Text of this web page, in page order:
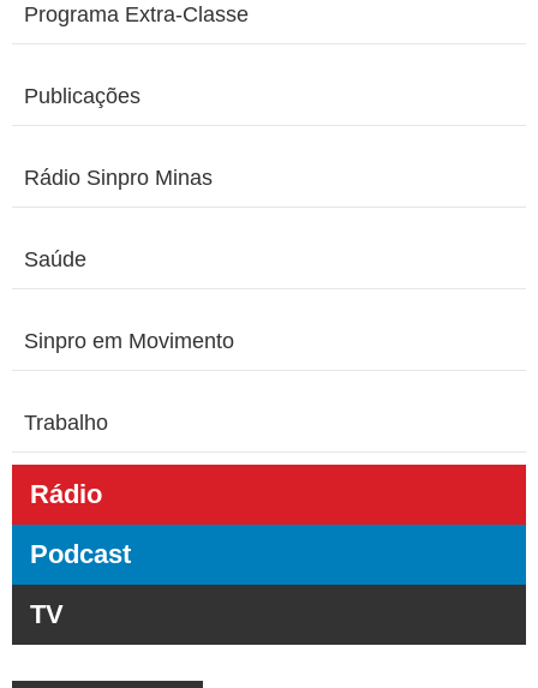
Programa Extra-Classe
Publicações
Rádio Sinpro Minas
Saúde
Sinpro em Movimento
Trabalho
Rádio
Podcast
TV